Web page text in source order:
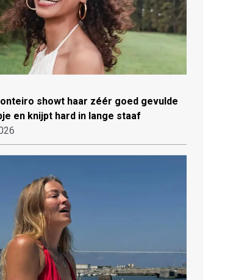
showt haar zéér goed gevulde
en knijpt hard in lange staaf